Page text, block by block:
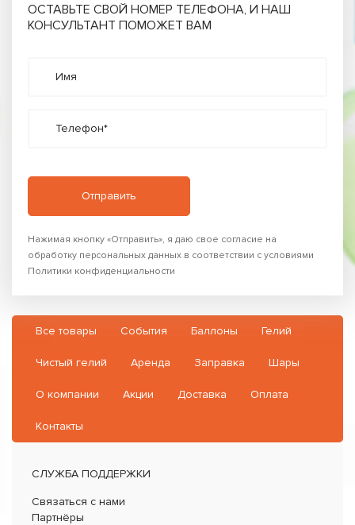
ОСТАВЬТЕ СВОЙ НОМЕР ТЕЛЕФОНА, И НАШ
КОНСУЛЬТАНТ ПОМОЖЕТ ВАМ
Имя
Телефон*
Нажимая кнопку «Отправить», я даю свое согласие на
обработку персональных данных в соответствии с условиями
Политики конфиденциальности
Все товары События Баллоны Гелий
Чистый гелий Аренда Заправка Шары
О компании Акции Доставка Оплата
Контакты
СЛУЖБА ПОДДЕРЖКИ
Связаться с нами
Партнёры